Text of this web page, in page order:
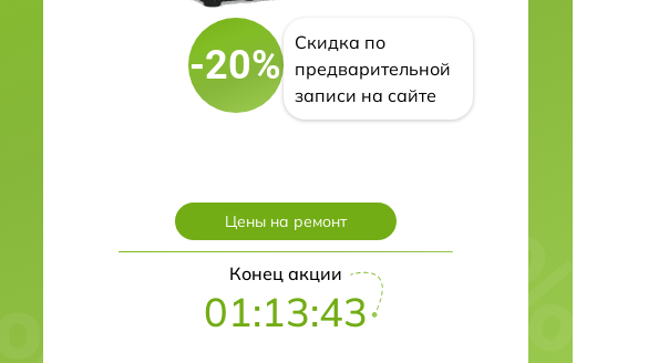
-20%
Скидка по
предварительной
записи на сайте
Цены на ремонт
Конец акции
01:13:41